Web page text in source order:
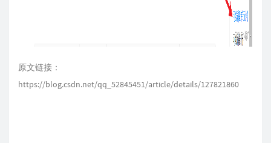
原文链接：
https://blog.csdn.net/qq_52845451/article/details/127821860